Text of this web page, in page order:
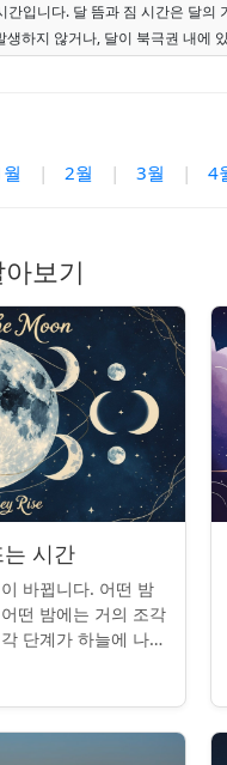
입니다. 달 뜸과 짐 시간은 달
하지 않거나, 달이 북극권 내에
| 2월 | 3월 | 4
보기
시간
바뀝니다. 어떤 밤
떤 밤에는 거의 조각
단계가 하늘에 나타
다면, 혼자가 아닙니